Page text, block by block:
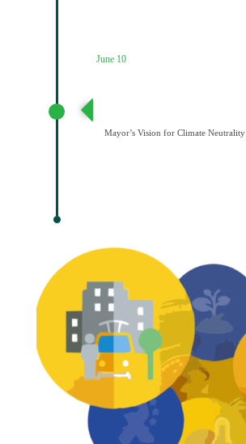
June 10
Mayor’s Vision for Climate Neutrality